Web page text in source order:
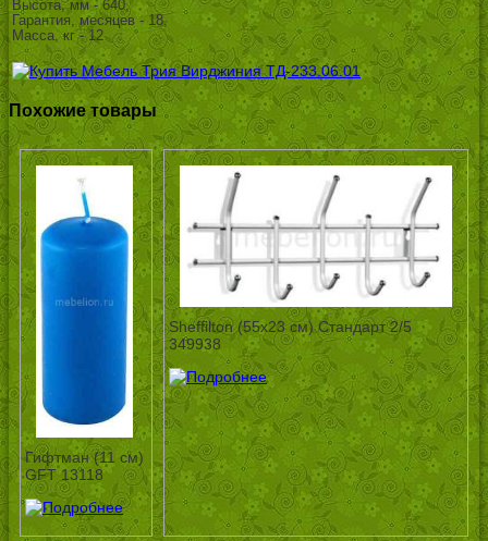
Высота, мм - 640,
Гарантия, месяцев - 18,
Масса, кг - 12
Похожие товары
Гифтман (11 см)
GFT 13118
Sheffilton (55х23 см) Стандарт 2/5
349938